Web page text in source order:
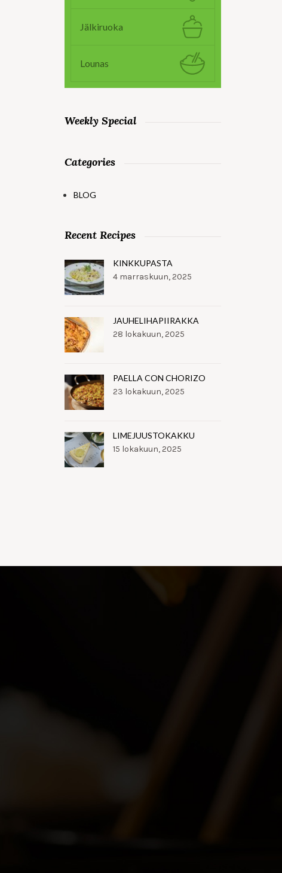
Jälkiruoka
Lounas
Weekly Special
Categories
BLOG
Recent Recipes
KINKKUPASTA
4 marraskuun, 2025
JAUHELIHAPIIRAKKA
28 lokakuun, 2025
PAELLA CON CHORIZO
23 lokakuun, 2025
LIMEJUUSTOKAKKU
15 lokakuun, 2025